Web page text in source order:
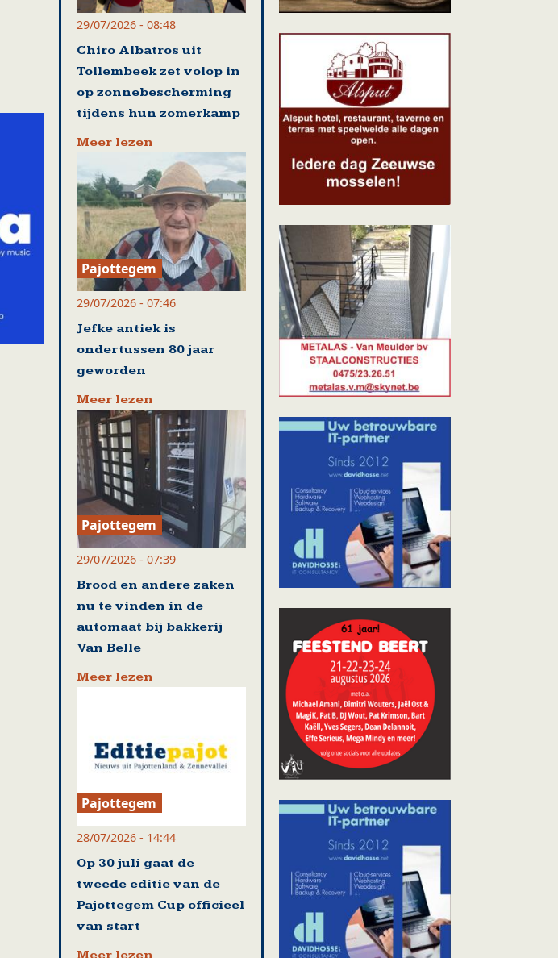
29/07/2026 - 08:48
Chiro Albatros uit
Tollembeek zet volop in
op zonnebescherming
tijdens hun zomerkamp
Meer lezen
Pajottegem
29/07/2026 - 07:46
Jefke antiek is
ondertussen 80 jaar
geworden
Meer lezen
Pajottegem
29/07/2026 - 07:39
Brood en andere zaken
nu te vinden in de
automaat bij bakkerij
Van Belle
Meer lezen
Pajottegem
28/07/2026 - 14:44
Op 30 juli gaat de
tweede editie van de
Pajottegem Cup officieel
van start